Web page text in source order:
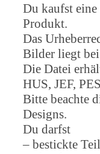
Du kaufst
Produkt.
Das
Bilder liegt
Die Datei
HUS, JEF,
Bitte beachte
Designs.
Du darfst
– bestickte